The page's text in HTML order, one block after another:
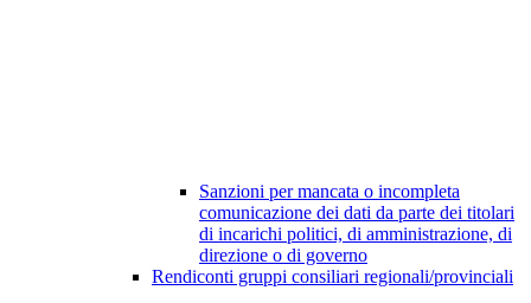
Sanzioni per mancata o incompleta
comunicazione dei dati da parte dei titolari
di incarichi politici, di amministrazione, di
direzione o di governo
Rendiconti gruppi consiliari regionali/provinciali